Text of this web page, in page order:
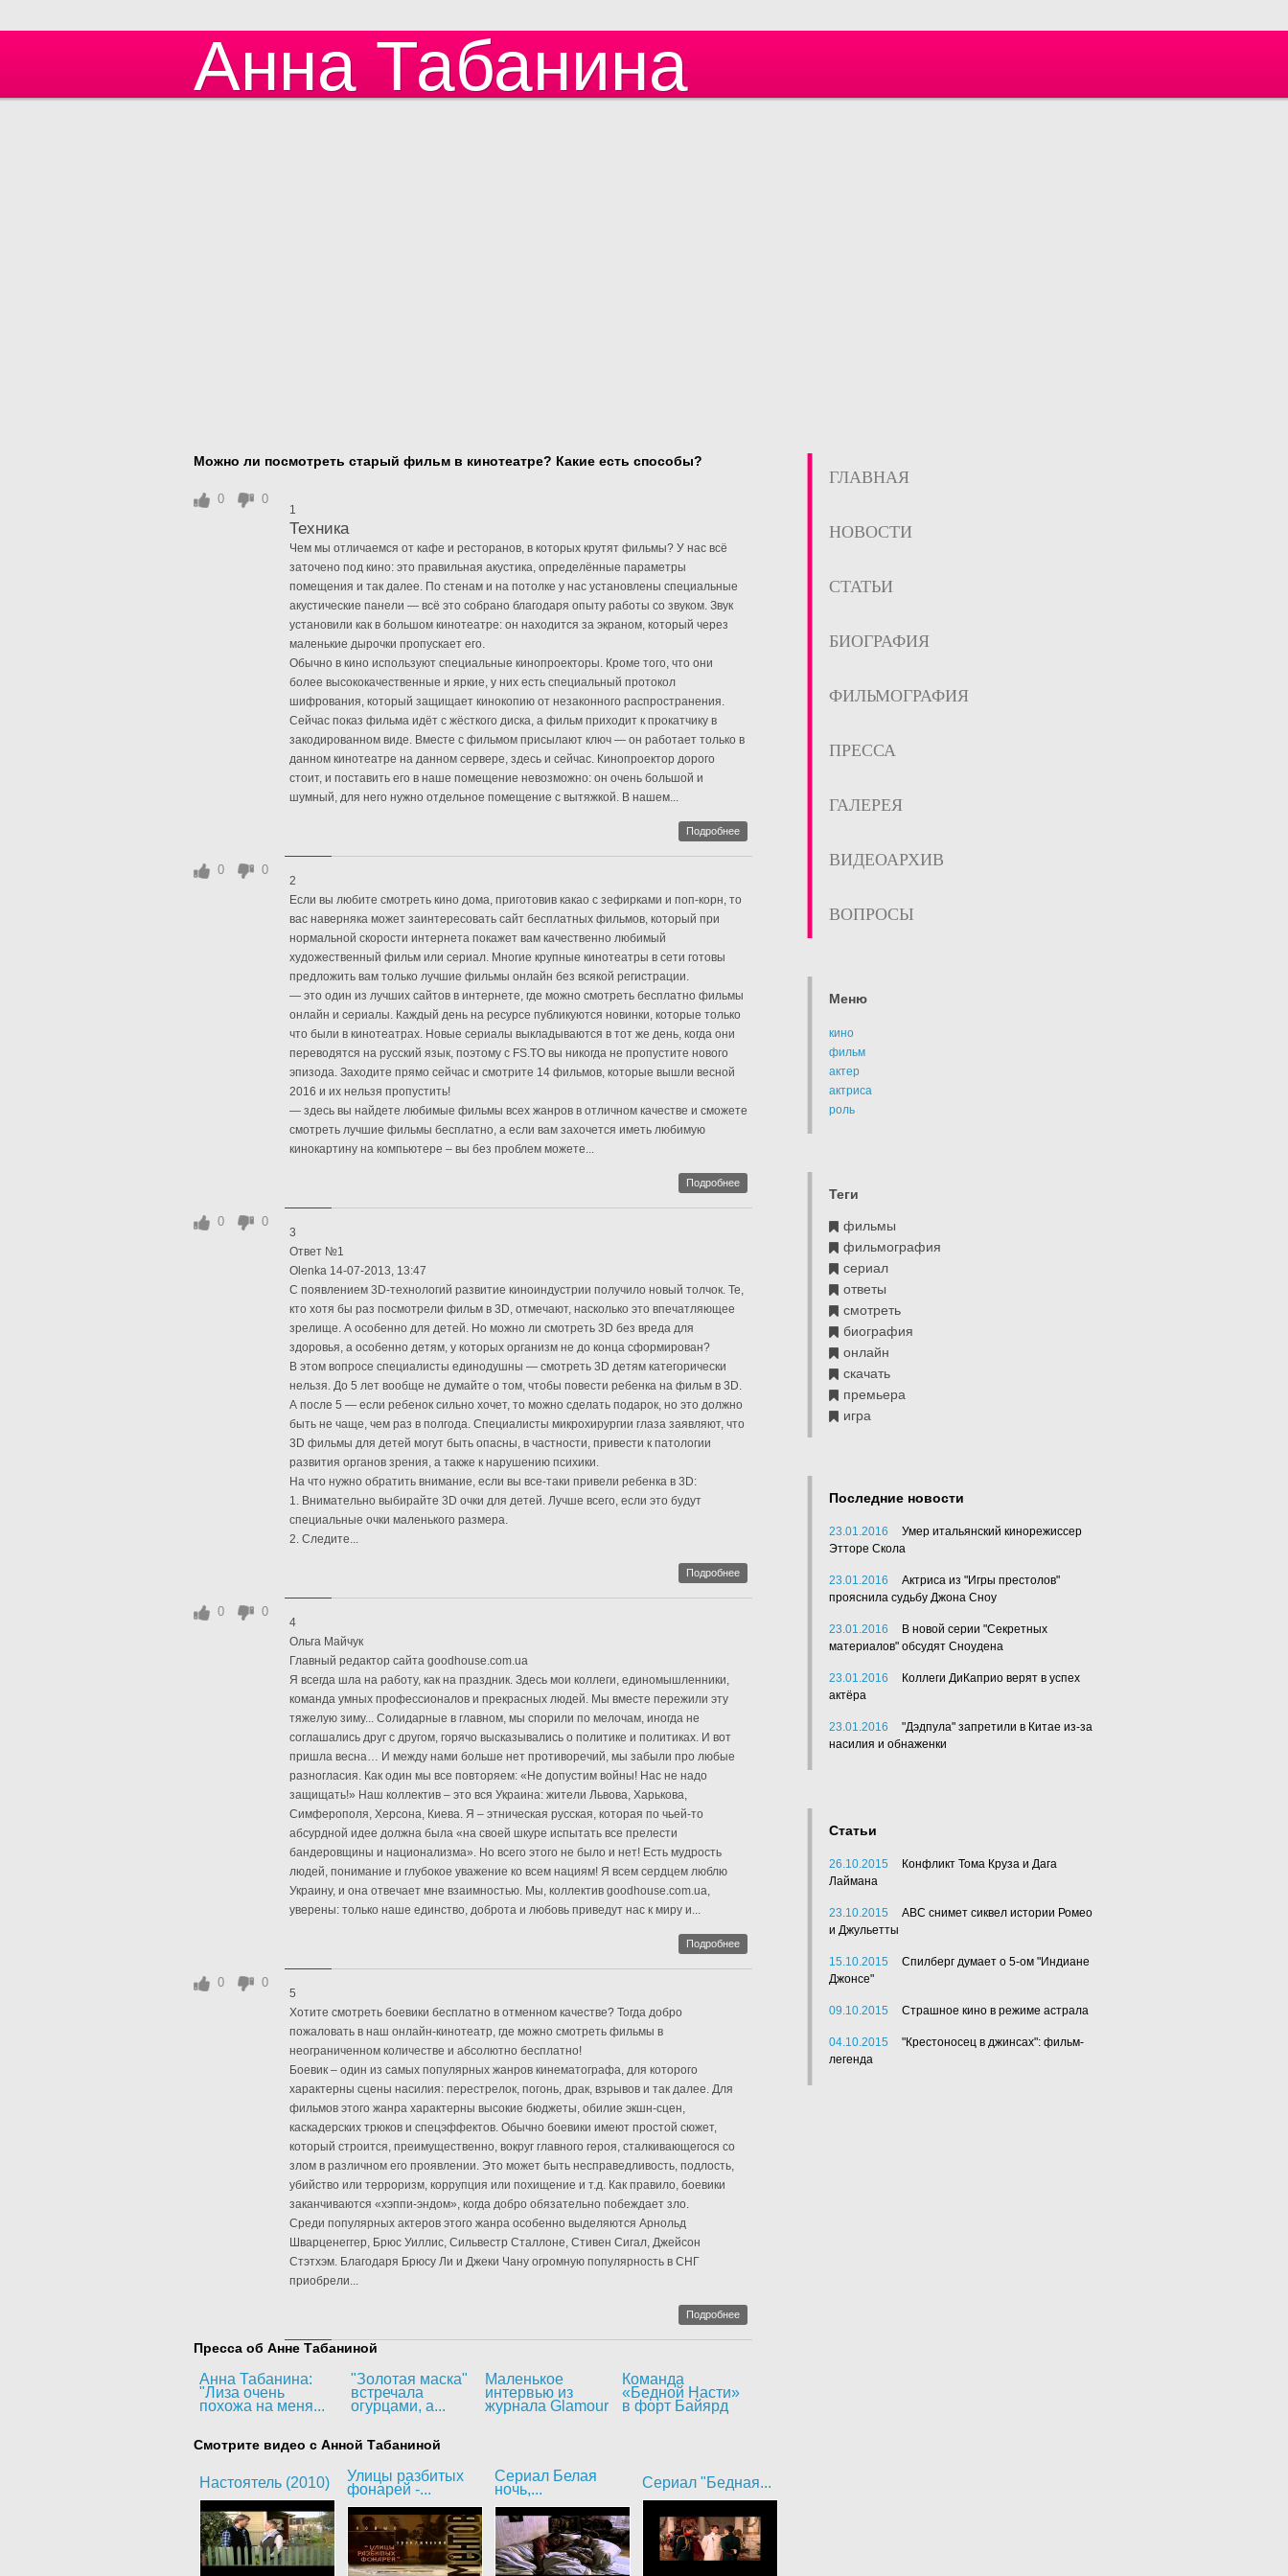
Анна Табанина
Можно ли посмотреть старый фильм в кинотеатре? Какие есть способы?
1
Техника
Чем мы отличаемся от кафе и ресторанов, в которых крутят фильмы? У нас всё
заточено под кино: это правильная акустика, определённые параметры
помещения и так далее. По стенам и на потолке у нас установлены специальные
акустические панели — всё это собрано благодаря опыту работы со звуком. Звук
установили как в большом кинотеатре: он находится за экраном, который через
маленькие дырочки пропускает его.
Обычно в кино используют специальные кинопроекторы. Кроме того, что они
более высококачественные и яркие, у них есть специальный протокол
шифрования, который защищает кинокопию от незаконного распространения.
Сейчас показ фильма идёт с жёсткого диска, а фильм приходит к прокатчику в
закодированном виде. Вместе с фильмом присылают ключ — он работает только в
данном кинотеатре на данном сервере, здесь и сейчас. Кинопроектор дорого
стоит, и поставить его в наше помещение невозможно: он очень большой и
шумный, для него нужно отдельное помещение с вытяжкой. В нашем...
0 0
Подробнее
2
Если вы любите смотреть кино дома, приготовив какао с зефирками и поп-корн, то
вас наверняка может заинтересовать сайт бесплатных фильмов, который при
нормальной скорости интернета покажет вам качественно любимый
художественный фильм или сериал. Многие крупные кинотеатры в сети готовы
предложить вам только лучшие фильмы онлайн без всякой регистрации.
— это один из лучших сайтов в интернете, где можно смотреть бесплатно фильмы
онлайн и сериалы. Каждый день на ресурсе публикуются новинки, которые только
что были в кинотеатрах. Новые сериалы выкладываются в тот же день, когда они
переводятся на русский язык, поэтому с FS.TO вы никогда не пропустите нового
эпизода. Заходите прямо сейчас и смотрите 14 фильмов, которые вышли весной
2016 и их нельзя пропустить!
— здесь вы найдете любимые фильмы всех жанров в отличном качестве и сможете
смотреть лучшие фильмы бесплатно, а если вам захочется иметь любимую
кинокартину на компьютере – вы без проблем можете...
0 0
Подробнее
3
Ответ №1
Olenka 14-07-2013, 13:47
C появлением 3D-технологий развитие киноиндустрии получило новый толчок. Те,
кто хотя бы раз посмотрели фильм в 3D, отмечают, насколько это впечатляющее
зрелище. А особенно для детей. Но можно ли смотреть 3D без вреда для
здоровья, а особенно детям, у которых организм не до конца сформирован?
В этом вопросе специалисты единодушны — смотреть 3D детям категорически
нельзя. До 5 лет вообще не думайте о том, чтобы повести ребенка на фильм в 3D.
А после 5 — если ребенок сильно хочет, то можно сделать подарок, но это должно
быть не чаще, чем раз в полгода. Специалисты микрохирургии глаза заявляют, что
3D фильмы для детей могут быть опасны, в частности, привести к патологии
развития органов зрения, а также к нарушению психики.
На что нужно обратить внимание, если вы все-таки привели ребенка в 3D:
1. Внимательно выбирайте 3D очки для детей. Лучше всего, если это будут
специальные очки маленького размера.
2. Следите...
0 0
Подробнее
4
Ольга Майчук
Главный редактор сайта goodhouse.com.ua
Я всегда шла на работу, как на праздник. Здесь мои коллеги, единомышленники,
команда умных профессионалов и прекрасных людей. Мы вместе пережили эту
тяжелую зиму... Солидарные в главном, мы спорили по мелочам, иногда не
соглашались друг с другом, горячо высказывались о политике и политиках. И вот
пришла весна… И между нами больше нет противоречий, мы забыли про любые
разногласия. Как один мы все повторяем: «Не допустим войны! Нас не надо
защищать!» Наш коллектив – это вся Украина: жители Львова, Харькова,
Симферополя, Херсона, Киева. Я – этническая русская, которая по чьей-то
абсурдной идее должна была «на своей шкуре испытать все прелести
бандеровщины и национализма». Но всего этого не было и нет! Есть мудрость
людей, понимание и глубокое уважение ко всем нациям! Я всем сердцем люблю
Украину, и она отвечает мне взаимностью. Мы, коллектив goodhouse.com.ua,
уверены: только наше единство, доброта и любовь приведут нас к миру и...
0 0
Подробнее
5
Хотите смотреть боевики бесплатно в отменном качестве? Тогда добро
пожаловать в наш онлайн-кинотеатр, где можно смотреть фильмы в
неограниченном количестве и абсолютно бесплатно!
Боевик – один из самых популярных жанров кинематографа, для которого
характерны сцены насилия: перестрелок, погонь, драк, взрывов и так далее. Для
фильмов этого жанра характерны высокие бюджеты, обилие экшн-сцен,
каскадерских трюков и спецэффектов. Обычно боевики имеют простой сюжет,
который строится, преимущественно, вокруг главного героя, сталкивающегося со
злом в различном его проявлении. Это может быть несправедливость, подлость,
убийство или терроризм, коррупция или похищение и т.д. Как правило, боевики
заканчиваются «хэппи-эндом», когда добро обязательно побеждает зло.
Среди популярных актеров этого жанра особенно выделяются Арнольд
Шварценеггер, Брюс Уиллис, Сильвестр Сталлоне, Стивен Сигал, Джейсон
Стэтхэм. Благодаря Брюсу Ли и Джеки Чану огромную популярность в СНГ
приобрели...
0 0
Подробнее
Пресса об Анне Табаниной
Анна Табанина:
"Лиза очень
похожа на меня...
"Золотая маска"
встречала
огурцами, а...
Маленькое
интервью из
журнала Glamour
Команда
«Бедной Насти»
в форт Байярд
Смотрите видео с Анной Табаниной
Настоятель (2010)
Улицы разбитых
фонарей -...
Сериал Белая
ночь,...
Сериал "Бедная...
ГЛАВНАЯ
НОВОСТИ
СТАТЬИ
БИОГРАФИЯ
ФИЛЬМОГРАФИЯ
ПРЕССА
ГАЛЕРЕЯ
ВИДЕОАРХИВ
ВОПРОСЫ
Меню
кино
фильм
актер
актриса
роль
Теги
фильмы
фильмография
сериал
ответы
смотреть
биография
онлайн
скачать
премьера
игра
Последние новости
23.01.2016
Умер итальянский кинорежиссер
Этторе Скола
23.01.2016
Актриса из "Игры престолов"
прояснила судьбу Джона Сноу
23.01.2016
В новой серии "Секретных
материалов" обсудят Сноудена
23.01.2016
Коллеги ДиКаприо верят в успех
актёра
23.01.2016
"Дэдпула" запретили в Китае из-за
насилия и обнаженки
Статьи
26.10.2015
Конфликт Тома Круза и Дага
Лаймана
23.10.2015
АВС снимет сиквел истории Ромео
и Джульетты
15.10.2015
Спилберг думает о 5-ом "Индиане
Джонсе"
09.10.2015 Страшное кино в режиме астрала
04.10.2015
"Крестоносец в джинсах": фильм-
легенда